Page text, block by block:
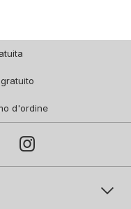
d'ordine